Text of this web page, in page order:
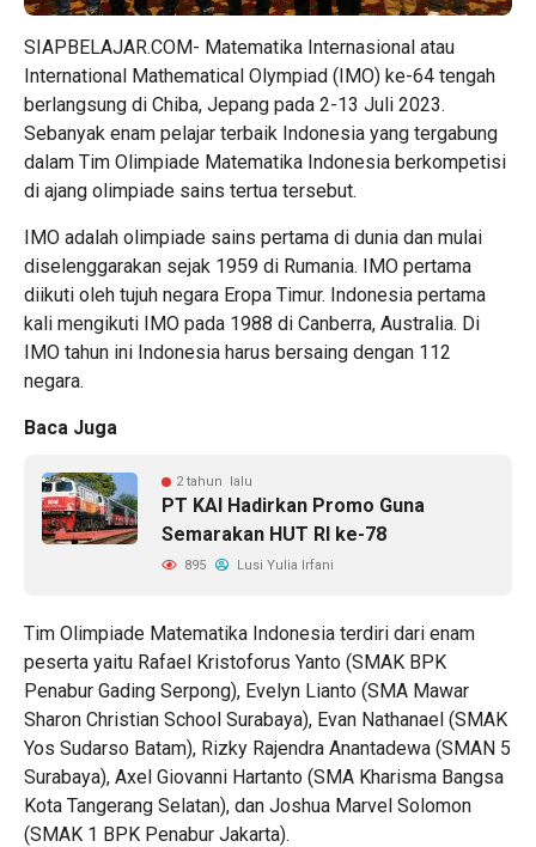
SIAPBELAJAR.COM- Matematika Internasional atau
International Mathematical Olympiad (IMO) ke-64 tengah
berlangsung di Chiba, Jepang pada 2-13 Juli 2023.
Sebanyak enam pelajar terbaik Indonesia yang tergabung
dalam Tim Olimpiade Matematika Indonesia berkompetisi
di ajang olimpiade sains tertua tersebut.
IMO adalah olimpiade sains pertama di dunia dan mulai
diselenggarakan sejak 1959 di Rumania. IMO pertama
diikuti oleh tujuh negara Eropa Timur. Indonesia pertama
kali mengikuti IMO pada 1988 di Canberra, Australia. Di
IMO tahun ini Indonesia harus bersaing dengan 112
negara.
Baca Juga
2 tahun lalu
PT KAI Hadirkan Promo Guna
Semarakan HUT RI ke-78
895 Lusi Yulia Irfani
Tim Olimpiade Matematika Indonesia terdiri dari enam
peserta yaitu Rafael Kristoforus Yanto (SMAK BPK
Penabur Gading Serpong), Evelyn Lianto (SMA Mawar
Sharon Christian School Surabaya), Evan Nathanael (SMAK
Yos Sudarso Batam), Rizky Rajendra Anantadewa (SMAN 5
Surabaya), Axel Giovanni Hartanto (SMA Kharisma Bangsa
Kota Tangerang Selatan), dan Joshua Marvel Solomon
(SMAK 1 BPK Penabur Jakarta).